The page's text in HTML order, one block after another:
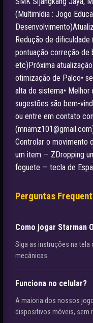
(Multimídia : Jogo
Redução de
pontuação correção de
etc)Próxima
otimização de Palco•
alta do sistema•
sugestões são bem-
ou entre em contato
(mnamz101@gmail.com
Controlar o movimento
um item — ZDropping
foguete — tecla de
Perguntas
Como jogar Starman
Siga as instruções na tela
mecânicas.
Funciona no celular?
A maioria dos nossos
dispositivos móveis, sem